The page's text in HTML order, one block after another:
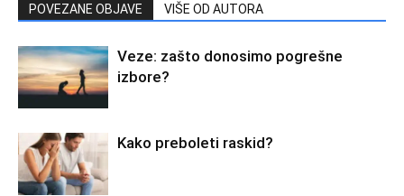
POVEZANE OBJAVE VIŠE OD AUTORA
Veze: zašto donosimo pogrešne
izbore?
Kako preboleti raskid?